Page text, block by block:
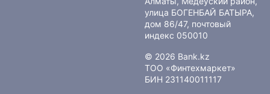
улица БОГЕНБАЙ БАТЫРА,
дом 86/47, почтовый
индекс 050010
© 2026 Bank.kz
ТОО «Финтехмаркет»
БИН 231140011117